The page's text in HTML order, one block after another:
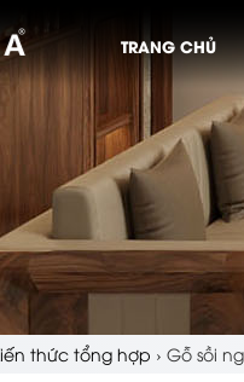
TRANG CHỦ
thức tổng hợp › Gỗ sồi